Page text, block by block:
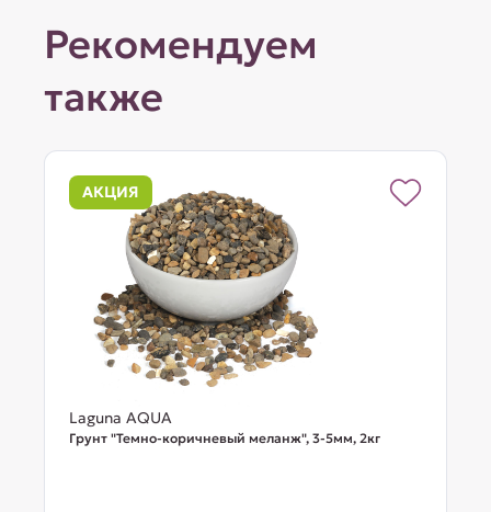
Рекомендуем
также
АКЦИЯ
Laguna AQUA
Грунт "Темно-коричневый меланж", 3-5мм, 2кг